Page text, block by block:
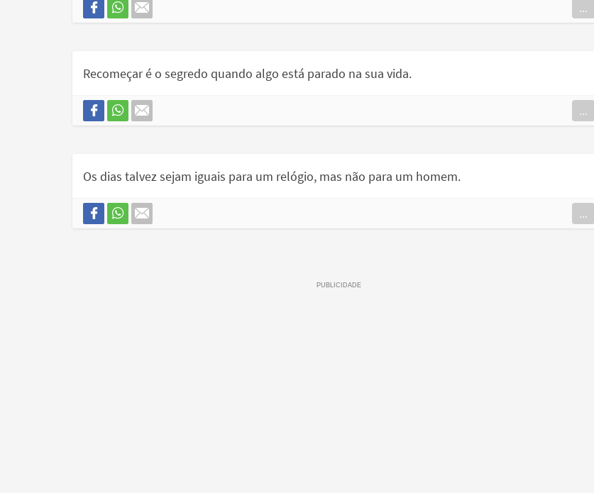
...
Recomeçar é o segredo quando algo está parado na sua vida.
...
Os dias talvez sejam iguais para um relógio, mas não para um homem.
...